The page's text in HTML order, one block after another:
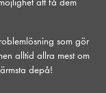
som gör
alltid allra mest om
depå!